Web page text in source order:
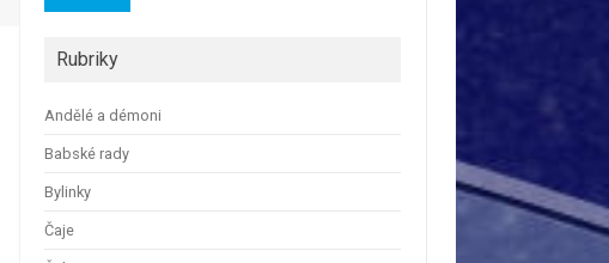
Rubriky
Andělé a démoni
Babské rady
Bylinky
Čaje